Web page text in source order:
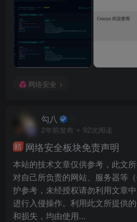
网络安全
勾八
2年前发布 92次阅读
精 网络安全板块免责声明
本站的技术文章仅供参考，此文
对自己所负责的网站、服务器等
护参考，未经授权请勿利用文章
进行入侵操作。利用此文所提供
和损失，均由使用...